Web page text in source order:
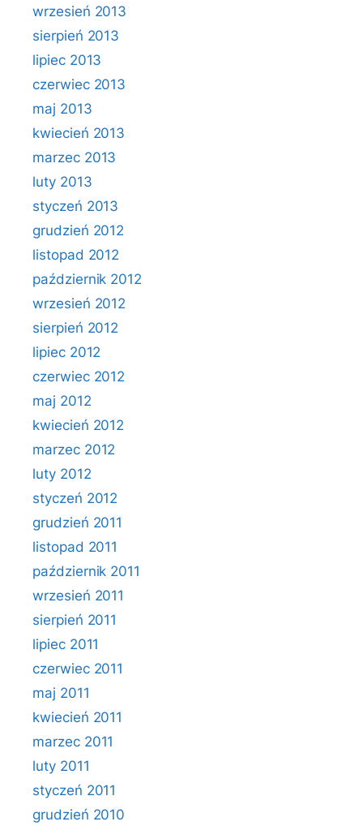
wrzesień 2013
sierpień 2013
lipiec 2013
czerwiec 2013
maj 2013
kwiecień 2013
marzec 2013
luty 2013
styczeń 2013
grudzień 2012
listopad 2012
październik 2012
wrzesień 2012
sierpień 2012
lipiec 2012
czerwiec 2012
maj 2012
kwiecień 2012
marzec 2012
luty 2012
styczeń 2012
grudzień 2011
listopad 2011
październik 2011
wrzesień 2011
sierpień 2011
lipiec 2011
czerwiec 2011
maj 2011
kwiecień 2011
marzec 2011
luty 2011
styczeń 2011
grudzień 2010